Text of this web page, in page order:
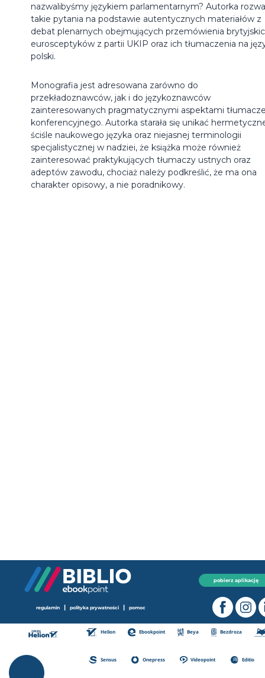
nazwalibyśmy językiem parlamentarnym? Autorka
takie pytania na podstawie autentycznych materiałów z
debat plenarnych obejmujących przemówienia
eurosceptyków z partii UKIP oraz ich tłumaczenia na
polski.
Monografia jest adresowana zarówno do
przekładoznawców, jak i do językoznawców
zainteresowanych pragmatycznymi aspektami
konferencyjnego. Autorka starała się unikać
ściśle naukowego języka oraz niejasnej terminologii
specjalistycznej w nadziei, że książka może również
zainteresować praktykujących tłumaczy ustnych oraz
adeptów zawodu, chociaż należy podkreślić, że ma ona
charakter opisowy, a nie poradnikowy.
pobierz aplikację
regulamin | polityka prywatności | pomoc
Helion Ebookpoint Beya Bezdroza
Sensus Onepress Videopoint Editio